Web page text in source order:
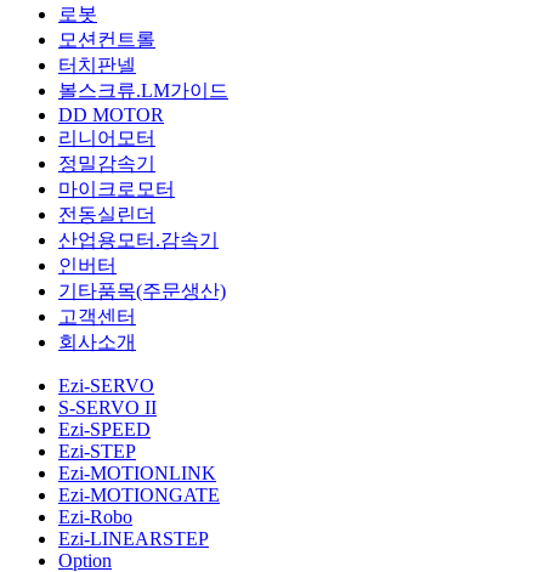
로봇
모션컨트롤
터치판넬
볼스크류.LM가이드
DD MOTOR
리니어모터
정밀감속기
마이크로모터
전동실린더
산업용모터.감속기
인버터
기타품목(주문생산)
고객센터
회사소개
Ezi-SERVO
S-SERVO II
Ezi-SPEED
Ezi-STEP
Ezi-MOTIONLINK
Ezi-MOTIONGATE
Ezi-Robo
Ezi-LINEARSTEP
Option